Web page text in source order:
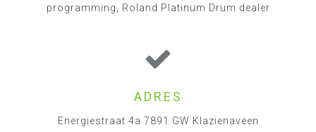
programming, Roland Platinum Drum dealer
ADRES
Energiestraat 4a 7891 GW Klazienaveen